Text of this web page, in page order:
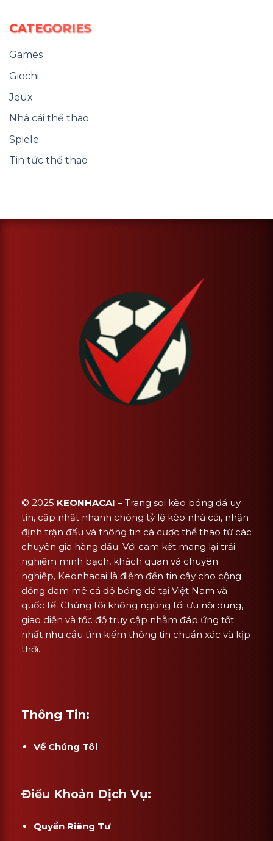
CATEGORIES
Games
Giochi
Jeux
Nhà cái thể thao
Spiele
Tin tức thể thao
© 2025 KEONHACAI – Trang soi kèo bóng đá uy
tín, cập nhật nhanh chóng tỷ lệ kèo nhà cái, nhận
định trận đấu và thông tin cá cược thể thao từ các
chuyên gia hàng đầu. Với cam kết mang lại trải
nghiệm minh bạch, khách quan và chuyên
nghiệp, Keonhacai là điểm đến tin cậy cho cộng
đồng đam mê cá độ bóng đá tại Việt Nam và
quốc tế. Chúng tôi không ngừng tối ưu nội dung,
giao diện và tốc độ truy cập nhằm đáp ứng tốt
nhất nhu cầu tìm kiếm thông tin chuẩn xác và kịp
thời.
Thông Tin:
Về Chúng Tôi
Điều Khoản Dịch Vụ:
Quyền Riêng Tư